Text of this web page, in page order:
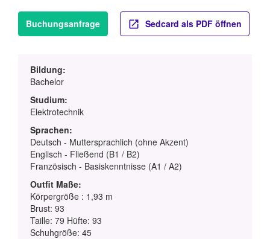
Buchungsanfrage Sedcard als PDF öffnen
Bildung:
Bachelor
Studium:
Elektrotechnik
Sprachen:
Deutsch - Muttersprachlich (ohne Akzent)
Englisch - Fließend (B1 / B2)
Französisch - Basiskenntnisse (A1 / A2)
Outfit Maße:
Körpergröße : 1,93 m
Brust: 93
Taille: 79 Hüfte: 93
Schuhgröße: 45